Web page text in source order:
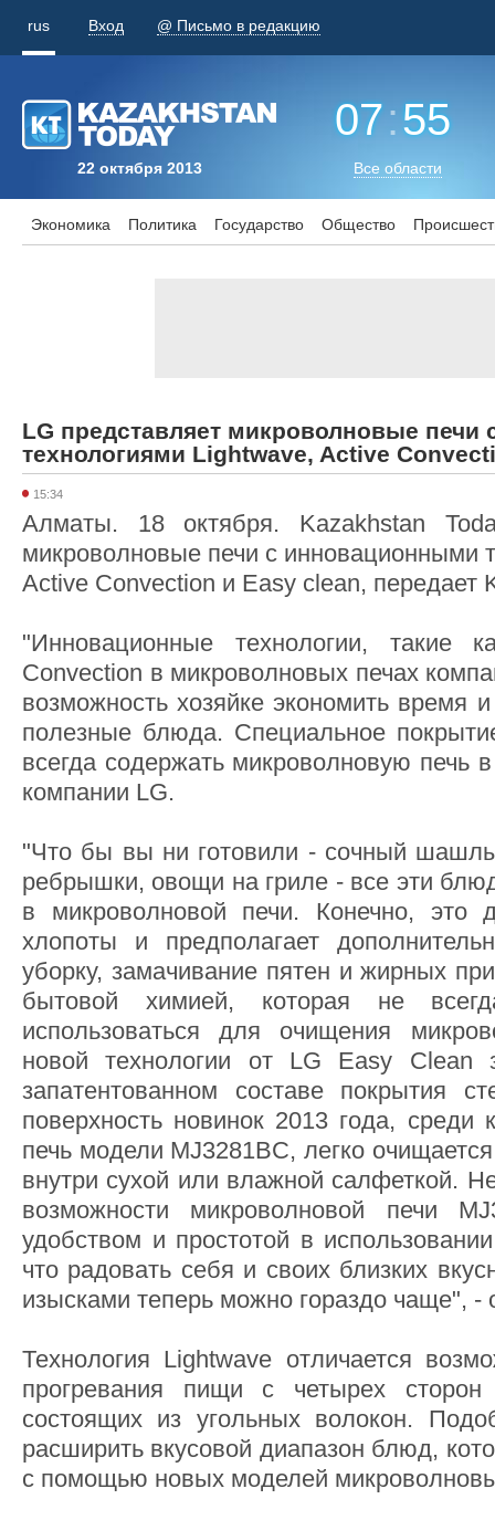
rus Вход @ Письмо в редакцию
22 октября 2013
07:55
Все области
Экономика Политика Государство Общество
LG представляет микроволновые
технологиями Lightwave, Active
15:34
Алматы. 18 октября. Kazakhstan
микроволновые печи с инновационными
Active Convection и Easy clean, передает
"Инновационные технологии, такие
Convection в микроволновых печах
возможность хозяйке экономить время
полезные блюда. Специальное
всегда содержать микроволновую печь
компании LG.
"Что бы вы ни готовили - сочный
ребрышки, овощи на гриле - все эти
в микроволновой печи. Конечно, это
хлопоты и предполагает
уборку, замачивание пятен и жирных
бытовой химией, которая не
использоваться для очищения
новой технологии от LG Easy Clean
запатентованном составе покрытия
поверхность новинок 2013 года, среди
печь модели MJ3281BC, легко
внутри сухой или влажной салфеткой.
возможности микроволновой печи
удобством и простотой в
что радовать себя и своих близких
изысками теперь можно гораздо чаще", -
Технология Lightwave отличается
прогревания пищи с четырех сторон
состоящих из угольных волокон.
расширить вкусовой диапазон блюд,
с помощью новых моделей